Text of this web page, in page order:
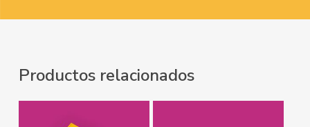
Productos relacionados